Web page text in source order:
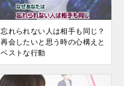
忘れられない人は相手も同じ？
再会したいと思う時の心構えと
ベストな行動